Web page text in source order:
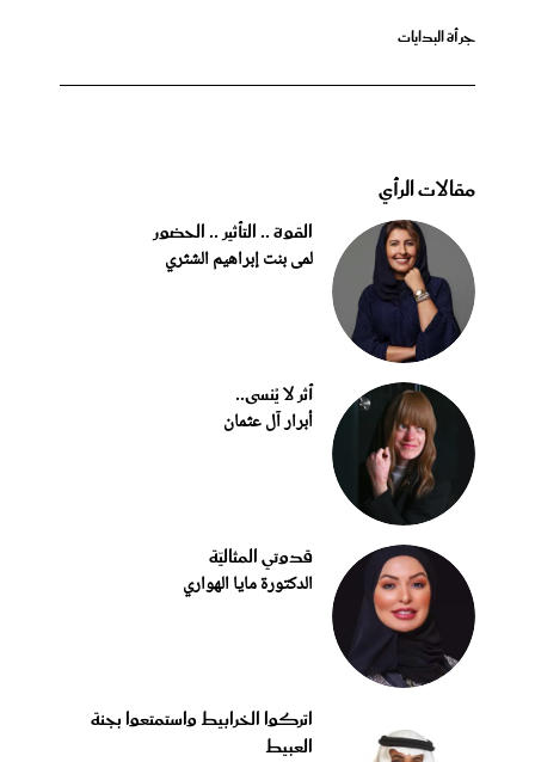
جرأة البدايات
مقالات الرأي
القوة .. التأثير .. الحضور
لمى بنت إبراهيم الشثري
أثر لا يُنسى..
أبرار آل عثمان
قدوتي المثاليّة
الدكتورة مايا الهواري
اتركوا الخرابيط واستمتعوا بجنة
العبيط